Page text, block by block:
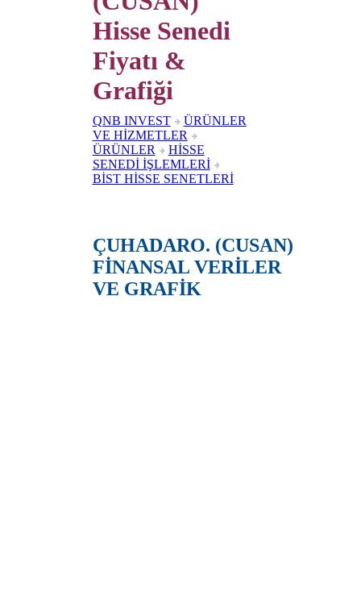
Hisse Senedi
Fiyatı &
Grafiği
QNB INVEST
ÜRÜNLER
VE HİZMETLER
ÜRÜNLER
HİSSE
SENEDİ İŞLEMLERİ
BİST HİSSE SENETLERİ
ÇUHADARO. (CUSAN)
FİNANSAL VERİLER
VE GRAFİK